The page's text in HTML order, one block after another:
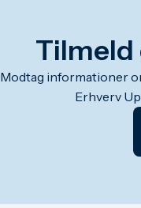
Tilmeld
Modtag informationer
Erhverv